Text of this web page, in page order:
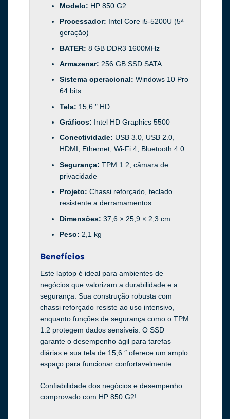
Modelo: HP 850 G2
Processador: Intel Core i5-5200U (5ª
geração)
BATER: 8 GB DDR3 1600MHz
Armazenar: 256 GB SSD SATA
Sistema operacional: Windows 10 Pro
64 bits
Tela: 15,6 ″ HD
Gráficos: Intel HD Graphics 5500
Conectividade: USB 3.0, USB 2.0,
HDMI, Ethernet, Wi-Fi 4, Bluetooth 4.0
Segurança: TPM 1.2, câmara de
privacidade
Projeto: Chassi reforçado, teclado
resistente a derramamentos
Dimensões: 37,6 × 25,9 × 2,3 cm
Peso: 2,1 kg
Benefícios
Este laptop é ideal para ambientes de
negócios que valorizam a durabilidade e a
segurança. Sua construção robusta com
chassi reforçado resiste ao uso intensivo,
enquanto funções de segurança como o TPM
1.2 protegem dados sensíveis. O SSD
garante o desempenho ágil para tarefas
diárias e sua tela de 15,6 ″ oferece um amplo
espaço para funcionar confortavelmente.
Confiabilidade dos negócios e desempenho
comprovado com HP 850 G2!